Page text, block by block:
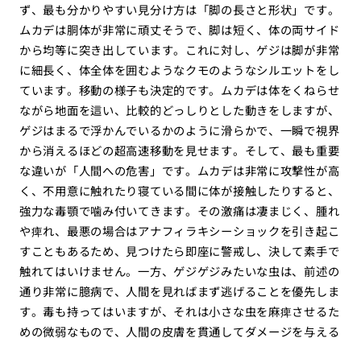
ず、最も分かりやすい見分け方は「脚の長さと形状」です。
ムカデは胴体が非常に頑丈そうで、脚は短く、体の両サイド
から均等に突き出しています。これに対し、ゲジは脚が非常
に細長く、体全体を囲むようなクモのようなシルエットをし
ています。移動の様子も決定的です。ムカデは体をくねらせ
ながら地面を這い、比較的どっしりとした動きをしますが、
ゲジはまるで浮かんでいるかのように滑らかで、一瞬で視界
から消えるほどの超高速移動を見せます。そして、最も重要
な違いが「人間への危害」です。ムカデは非常に攻撃性が高
く、不用意に触れたり寝ている間に体が接触したりすると、
強力な毒顎で噛み付いてきます。その激痛は凄まじく、腫れ
や痺れ、最悪の場合はアナフィラキシーショックを引き起こ
すこともあるため、見つけたら即座に警戒し、決して素手で
触れてはいけません。一方、ゲジゲジみたいな虫は、前述の
通り非常に臆病で、人間を見ればまず逃げることを優先しま
す。毒も持ってはいますが、それは小さな虫を麻痺させるた
めの微弱なもので、人間の皮膚を貫通してダメージを与える